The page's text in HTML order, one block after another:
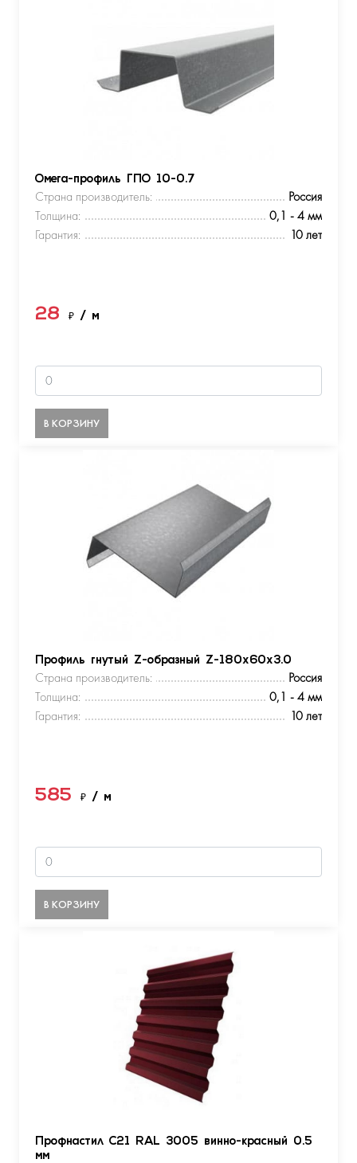
Омега-профиль ГПО 10-0.7
Страна производитель:
Россия
Толщина:
0,1 - 4 мм
Гарантия:
10 лет
28 ₽ / м
В КОРЗИНУ
Профиль гнутый Z-образный Z-180х60х3.0
Страна производитель:
Россия
Толщина:
0,1 - 4 мм
Гарантия:
10 лет
585 ₽ / м
В КОРЗИНУ
Профнастил С21 RAL 3005 винно-красный 0.5
мм